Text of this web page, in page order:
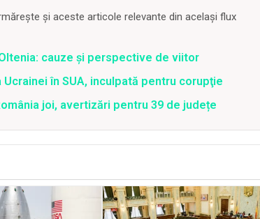
și aceste articole relevante din același flux
cauze și perspective de viitor
în SUA, inculpată pentru corupţie
joi, avertizări pentru 39 de județe